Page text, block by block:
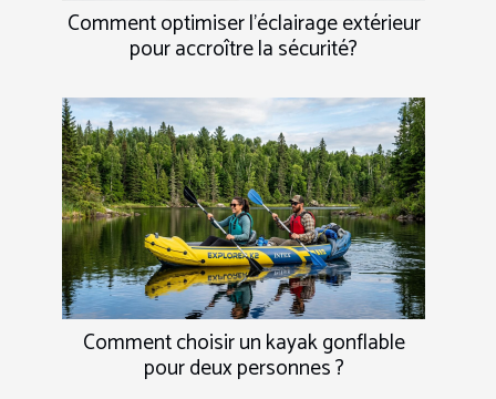
Comment optimiser l'éclairage extérieur
pour accroître la sécurité?
Comment choisir un kayak gonflable
pour deux personnes ?